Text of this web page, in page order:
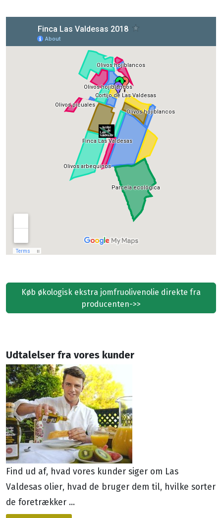
Udtalelser fra vores kunder
Find ud af, hvad vores kunder siger om Las
Valdesas olier, hvad de bruger dem til, hvilke sorter
de foretrækker ...
Køb økologisk ekstra jomfruolivenolie direkte fra
producenten->>